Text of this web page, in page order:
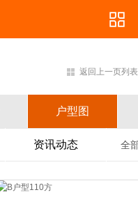
返回上一页列表
户型图
资讯动态 全